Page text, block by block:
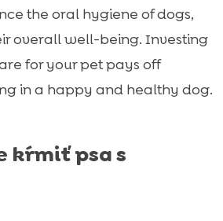
the oral hygiene of dogs,
overall well-being. Investing
for your pet pays off
in a happy and healthy dog.
kŕmiť psa s